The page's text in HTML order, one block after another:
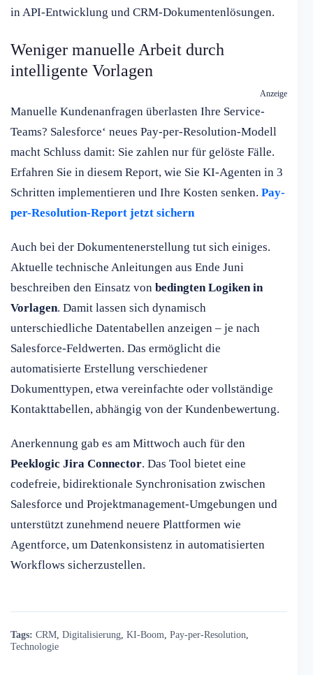
in API-Entwicklung und CRM-Dokumentenlösungen.
Weniger manuelle Arbeit durch
intelligente Vorlagen
Anzeige
Manuelle Kundenanfragen überlasten Ihre Service-
Teams? Salesforce‘ neues Pay-per-Resolution-Modell
macht Schluss damit: Sie zahlen nur für gelöste Fälle.
Erfahren Sie in diesem Report, wie Sie KI-Agenten in 3
Schritten implementieren und Ihre Kosten senken. Pay-
per-Resolution-Report jetzt sichern
Auch bei der Dokumentenerstellung tut sich einiges.
Aktuelle technische Anleitungen aus Ende Juni
beschreiben den Einsatz von bedingten Logiken in
Vorlagen. Damit lassen sich dynamisch
unterschiedliche Datentabellen anzeigen – je nach
Salesforce-Feldwerten. Das ermöglicht die
automatisierte Erstellung verschiedener
Dokumenttypen, etwa vereinfachte oder vollständige
Kontakttabellen, abhängig von der Kundenbewertung.
Anerkennung gab es am Mittwoch auch für den
Peeklogic Jira Connector. Das Tool bietet eine
codefreie, bidirektionale Synchronisation zwischen
Salesforce und Projektmanagement-Umgebungen und
unterstützt zunehmend neuere Plattformen wie
Agentforce, um Datenkonsistenz in automatisierten
Workflows sicherzustellen.
Tags: CRM Digitalisierung KI-Boom Pay-per-Resolution
Technologie